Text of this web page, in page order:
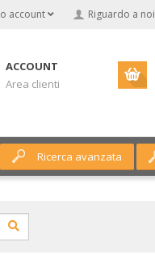
account Riguardo a noi
ACCOUNT
Area clienti
Ricerca avanzata